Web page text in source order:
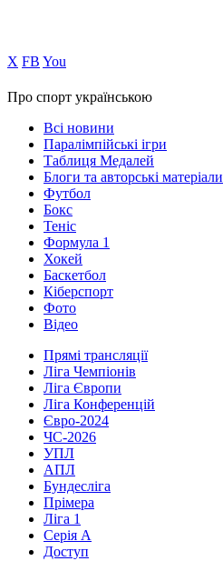
Х FB You
Про спорт українською
Всі новини
Паралімпійські ігри
Таблиця Медалей
Блоги та авторські матеріали
Футбол
Бокс
Теніс
Формула 1
Хокей
Баскетбол
Кіберспорт
Фото
Відео
Прямі трансляції
Ліга Чемпіонів
Ліга Європи
Ліга Конференцій
Євро-2024
ЧС-2026
УПЛ
АПЛ
Бундесліга
Прімера
Ліга 1
Серія А
Доступ